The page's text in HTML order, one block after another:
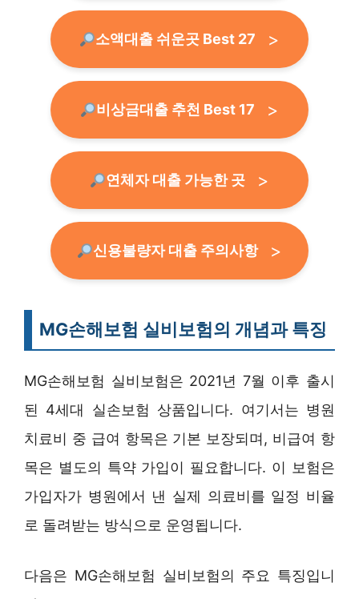
소액대출 쉬운곳 Best 27
비상금대출 추천 Best 17
연체자 대출 가능한 곳
신용불량자 대출 주의사항
MG손해보험 실비보험의 개념과 특징
MG손해보험 실비보험은 2021년 7월 이후 출시
된 4세대 실손보험 상품입니다. 여기서는 병원
치료비 중 급여 항목은 기본 보장되며, 비급여 항
목은 별도의 특약 가입이 필요합니다. 이 보험은
가입자가 병원에서 낸 실제 의료비를 일정 비율
로 돌려받는 방식으로 운영됩니다.
다음은 MG손해보험 실비보험의 주요 특징입니